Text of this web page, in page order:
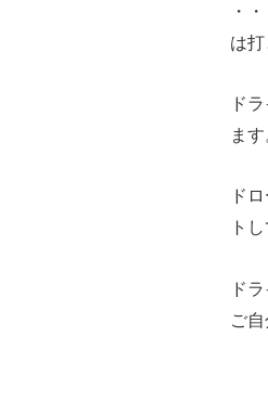
・
は
ド
ます
ド
ト
ド
ご